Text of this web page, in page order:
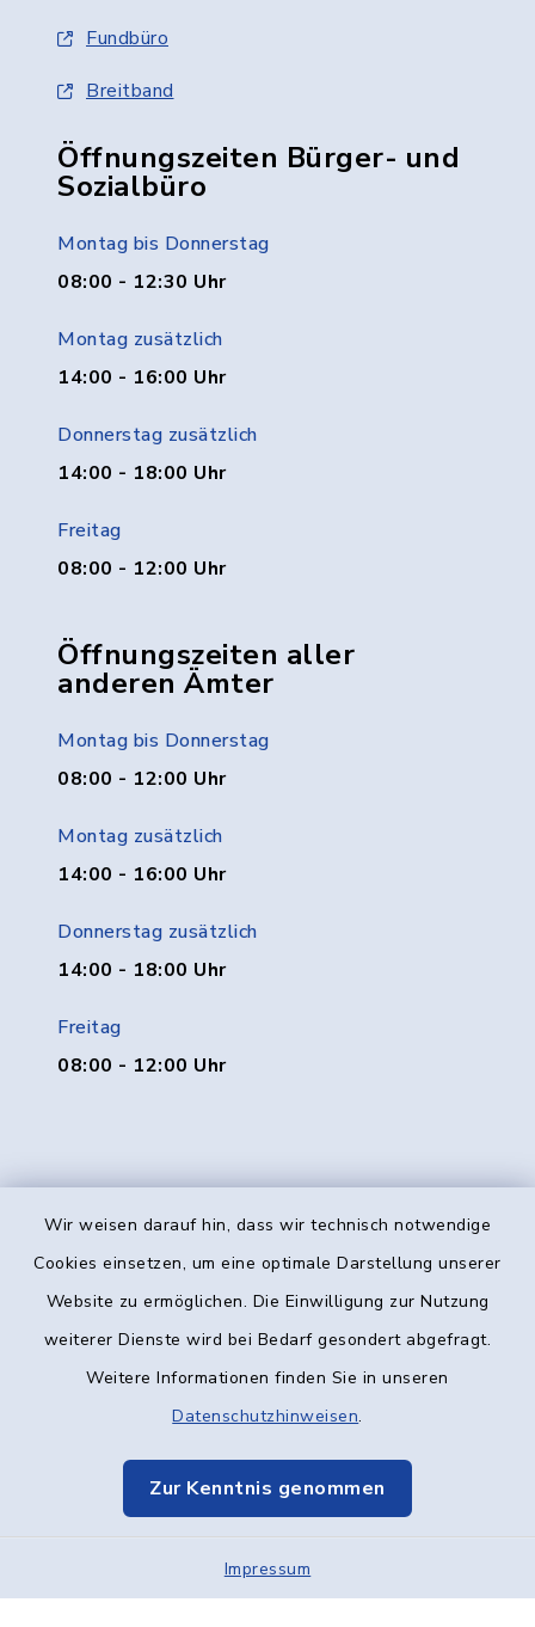
Wir weisen darauf hin, dass wir technisch notwendige
Cookies einsetzen, um eine optimale Darstellung unserer
Website zu ermöglichen. Die Einwilligung zur Nutzung
weiterer Dienste wird bei Bedarf gesondert abgefragt.
Weitere Informationen finden Sie in unseren
Datenschutzhinweisen.
Zur Kenntnis genommen
Impressum
Fundbüro
Breitband
Öffnungszeiten Bürger- und
Sozialbüro
Montag bis Donnerstag
08:00 - 12:30 Uhr
Montag zusätzlich
14:00 - 16:00 Uhr
Donnerstag zusätzlich
14:00 - 18:00 Uhr
Freitag
08:00 - 12:00 Uhr
Öffnungszeiten aller
anderen Ämter
Montag bis Donnerstag
08:00 - 12:00 Uhr
Montag zusätzlich
14:00 - 16:00 Uhr
Donnerstag zusätzlich
14:00 - 18:00 Uhr
Freitag
08:00 - 12:00 Uhr
Kontakt
Datenschutz
Elektronische Kommunikation
Sitemap